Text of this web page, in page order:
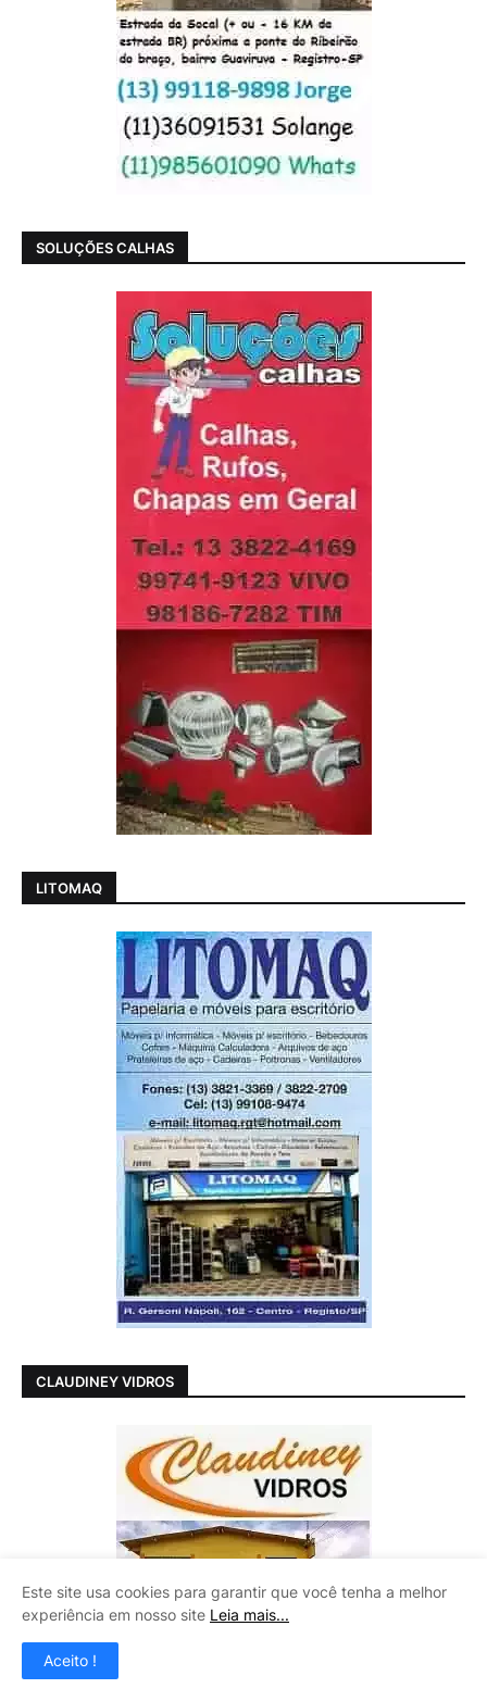
SOLUÇÕES CALHAS
LITOMAQ
CLAUDINEY VIDROS
Este site usa cookies para garantir que você tenha a melhor
experiência em nosso site Leia mais...
Aceito !